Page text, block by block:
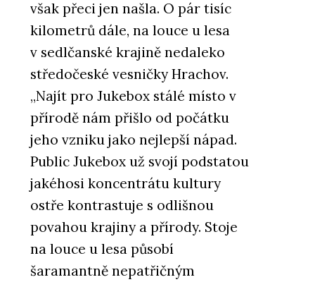
však přeci jen našla. O pár tisíc
kilometrů dále, na louce u lesa
v sedlčanské krajině nedaleko
středočeské vesničky Hrachov.
„Najít pro Jukebox stálé místo v
přírodě nám přišlo od počátku
jeho vzniku jako nejlepší nápad.
Public Jukebox už svojí podstatou
jakéhosi koncentrátu kultury
ostře kontrastuje s odlišnou
povahou krajiny a přírody. Stoje
na louce u lesa působí
šaramantně nepatřičným